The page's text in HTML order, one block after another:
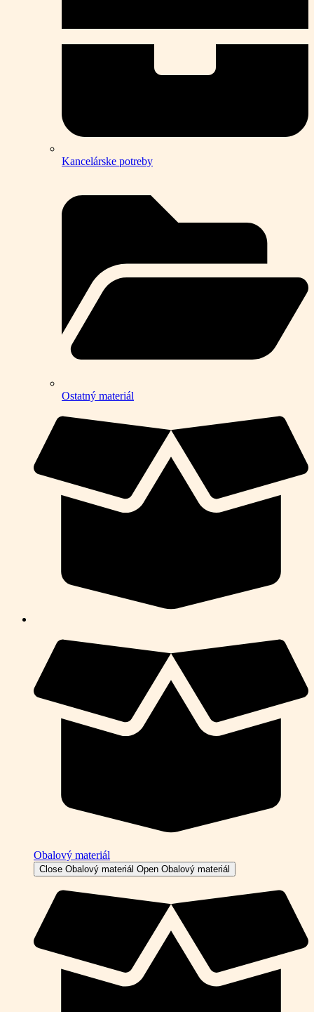
Kancelárske potreby
Ostatný materiál
Obalový materiál
Close Obalový materiál Open Obalový materiál